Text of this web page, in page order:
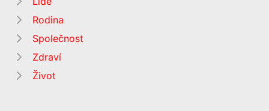
Rodina
Společnost
Zdraví
Život